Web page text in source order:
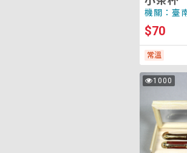
機關：臺
$70
常溫
1000
次
木